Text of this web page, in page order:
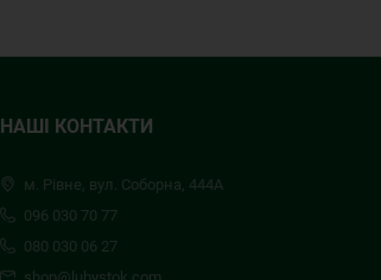
НАШІ КОНТАКТИ
м. Рівне, вул. Соборна, 444А
096 030 70 77
080 030 06 27